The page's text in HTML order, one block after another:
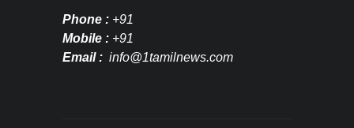
Phone : +91
Mobile : +91
Email : info@1tamilnews.com